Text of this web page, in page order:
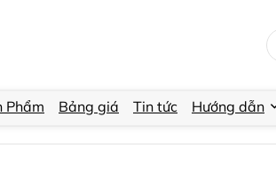
Phẩm Bảng giá Tin tức Hướng dẫn